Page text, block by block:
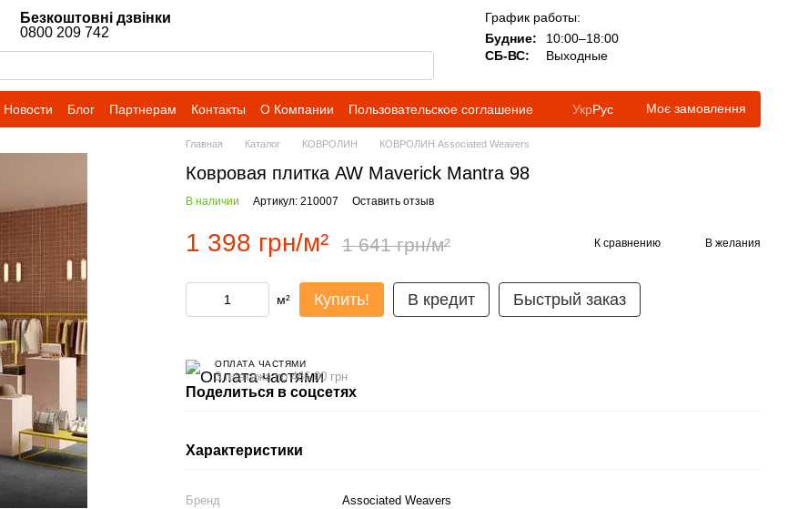
Безкоштовні дзвінки
0800 209 742
График работы:
Будние:
10:00–18:00
СБ-ВС:
Выходные
Новости Блог Партнерам Контакты О Компании Пользовательское соглашение УкрРус Моє замовлення
Главная Каталог КОВРОЛИН КОВРОЛИН Associated Weavers
Ковровая плитка AW Maverick Mantra 98
В наличии Артикул: 210007 Оставить отзыв
1 398 грн/м² 1 641 грн/м² К сравнению В желания
м² Купить! В кредит Быстрый заказ
ОПЛАТА ЧАСТЯМИ
3 платежа по 466.00 грн
Поделиться в соцсетях
Характеристики
Бренд
Associated Weavers